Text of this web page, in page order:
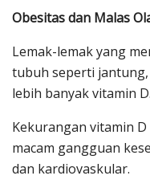
Obesitas dan Malas
Lemak-lemak yang
tubuh seperti
lebih banyak vitamin D.
Kekurangan vitamin
macam gangguan
dan kardiovaskular.